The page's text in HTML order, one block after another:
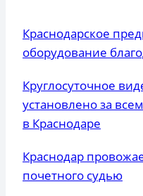
Краснодарское
оборудование
Круглосуточное
установлено за
в Краснодаре
Краснодар
почетного судью